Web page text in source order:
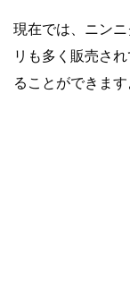
現在では、ニン
リも多く販売さ
ることができます